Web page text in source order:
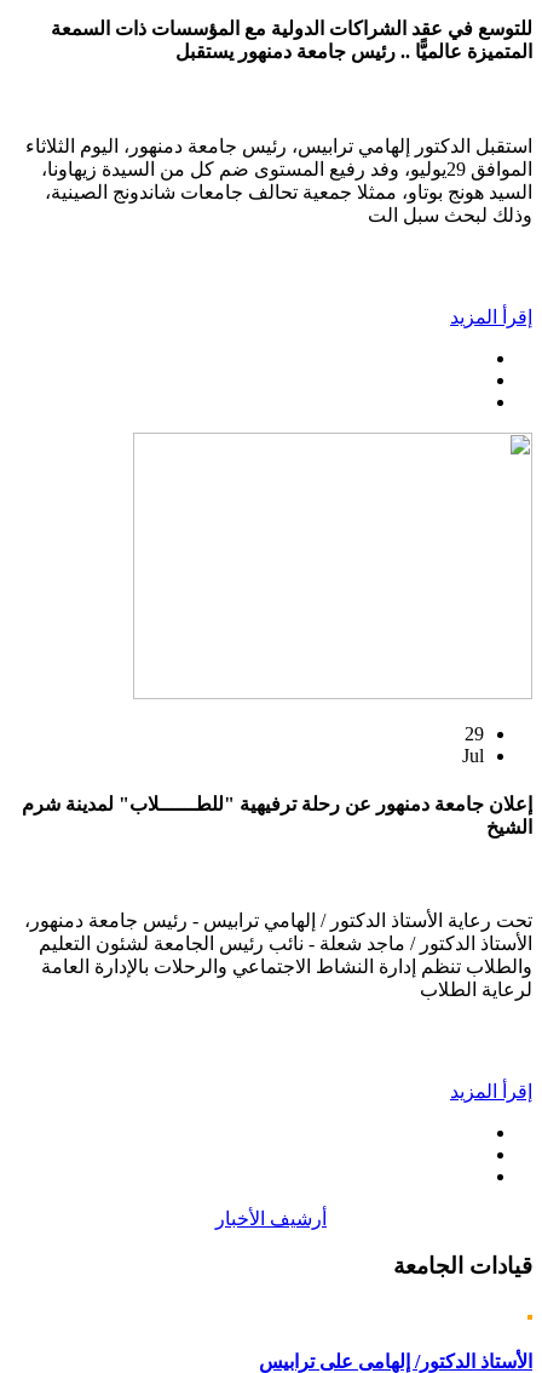
للتوسع في عقد الشراكات الدولية مع المؤسسات ذات السمعة
المتميزة عالميًّا .. رئيس جامعة دمنهور يستقبل
استقبل الدكتور إلهامي ترابيس، رئيس جامعة دمنهور، اليوم الثلاثاء
الموافق 29يوليو، وفد رفيع المستوى ضم كل من السيدة زيهاونا،
السيد هونج بوتاو، ممثلا جمعية تحالف جامعات شاندونج الصينية،
وذلك لبحث سبل الت
إقرأ المزيد
29
Jul
إعلان جامعة دمنهور عن رحلة ترفيهية "للطــــــلاب" لمدينة شرم
الشيخ
تحت رعاية الأستاذ الدكتور / إلهامي ترابيس - رئيس جامعة دمنهور،
الأستاذ الدكتور / ماجد شعلة - نائب رئيس الجامعة لشئون التعليم
والطلاب تنظم إدارة النشاط الاجتماعي والرحلات بالإدارة العامة
لرعاية الطلاب
إقرأ المزيد
أرشيف الأخبار
قيادات الجامعة
الأستاذ الدكتور/ إلهامى على ترابيس